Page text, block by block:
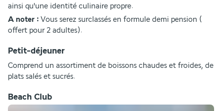
ainsi qu'une identité culinaire propre.
A noter : Vous serez surclassés en formule demi pension (
offert pour 2 adultes).
Petit-déjeuner
Comprend un assortiment de boissons chaudes et froides, de
plats salés et sucrés.
Beach Club